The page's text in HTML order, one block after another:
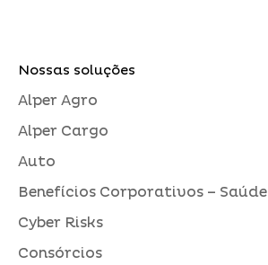
Nossas soluções
Alper Agro
Alper Cargo
Auto
Benefícios Corporativos – Saúde
Cyber Risks
Consórcios